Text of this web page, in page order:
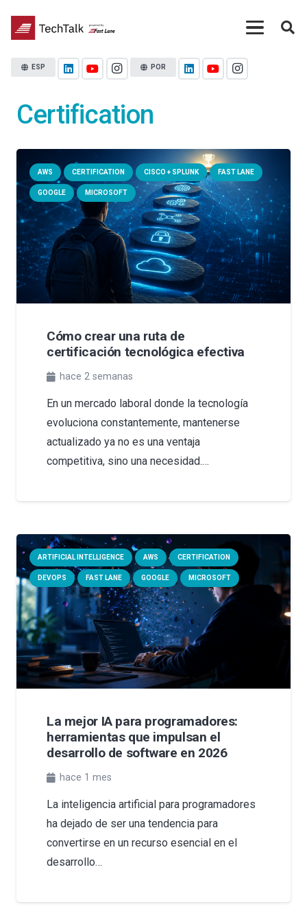
ESP POR
Certification
AWS CERTIFICATION CISCO + SPLUNK FAST LANE
GOOGLE MICROSOFT
Cómo crear una ruta de
certificación tecnológica efectiva
hace 2 semanas
En un mercado laboral donde la tecnología
evoluciona constantemente, mantenerse
actualizado ya no es una ventaja
competitiva, sino una necesidad.…
ARTIFICIAL INTELLIGENCE AWS CERTIFICATION
DEVOPS FAST LANE GOOGLE MICROSOFT
La mejor IA para programadores:
herramientas que impulsan el
desarrollo de software en 2026
hace 1 mes
La inteligencia artificial para programadores
ha dejado de ser una tendencia para
convertirse en un recurso esencial en el
desarrollo…